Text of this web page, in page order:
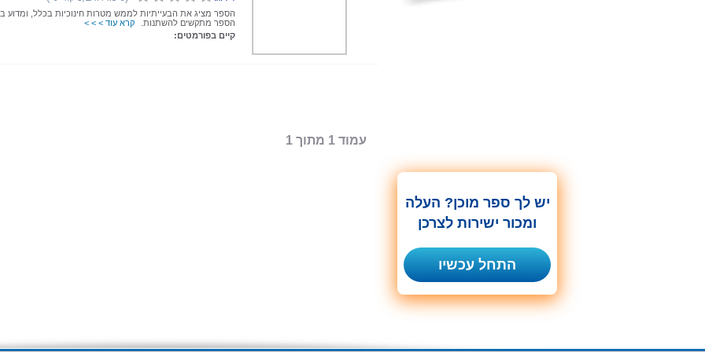
הספר מציג את הבעייתיות לממש מטרות חינוכיות בכלל, ומדוע
הספר מתקשים להשתנות.
קרא עוד > > >
קיים בפורמטים:
עמוד 1 מתוך 1
יש לך ספר מוכן? העלה
ומכור ישירות לצרכן
התחל עכשיו